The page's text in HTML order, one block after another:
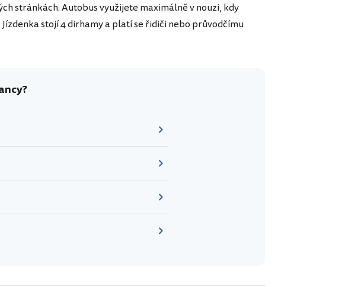
stránkách. Autobus využijete maximálně v nouzi, kdy
stojí 4 dirhamy a platí se řidiči nebo průvodčímu